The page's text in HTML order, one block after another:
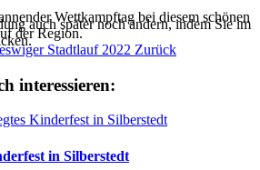
Wettkampftag bei diesem schönen
der Region.
Stadtlauf 2022 Zurück
interessieren:
in Silberstedt
auch später noch ändern, indem Sie im